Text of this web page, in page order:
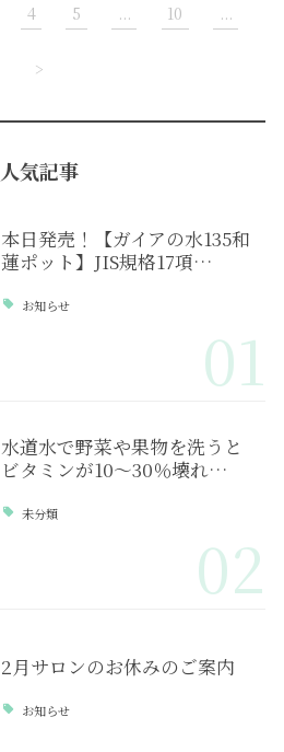
4 5 ... 10 ...
>
人気記事
本日発売！【ガイアの水135和
蓮ポット】JIS規格17項…
お知らせ
01
水道水で野菜や果物を洗うと
ビタミンが10～30％壊れ…
未分類
02
2月サロンのお休みのご案内
お知らせ